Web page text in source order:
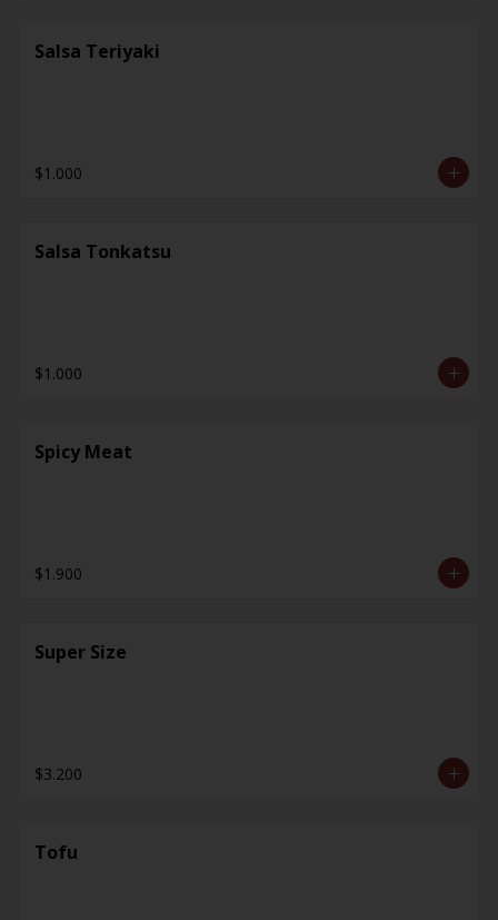
Salsa Teriyaki
$1.000
Salsa Tonkatsu
$1.000
Spicy Meat
$1.900
Super Size
$3.200
Tofu